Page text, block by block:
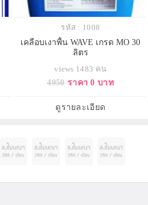
รหัส : 1008
เคลือบเงาพื้น WAVE เกรด MO 30
ลิตร
views 1483 คน
4950 ราคา 0 บาท
ดูรายละเอียด